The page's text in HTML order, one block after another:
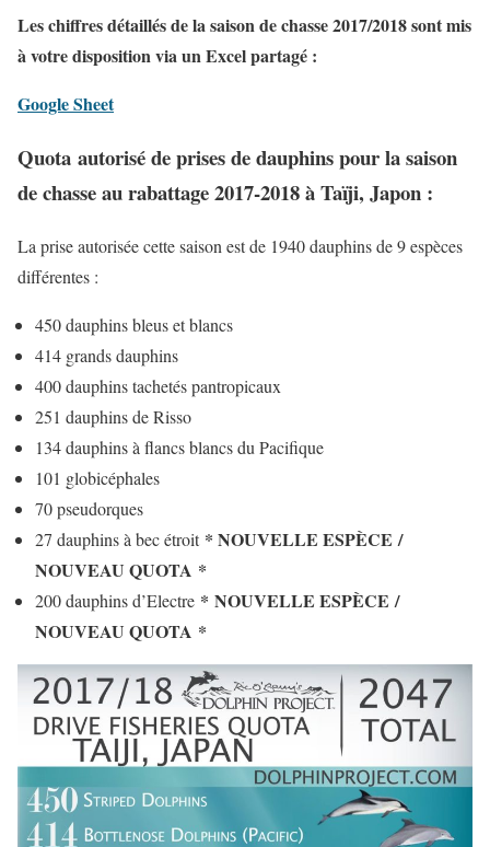
Les chiffres détaillés de la saison de chasse 2017/2018 sont mis
à votre disposition via un Excel partagé :
Google Sheet
Quota autorisé de prises de dauphins pour la saison
de chasse au rabattage 2017-2018 à Taïji, Japon :
La prise autorisée cette saison est de 1940 dauphins de 9 espèces
différentes :
450 dauphins bleus et blancs
414 grands dauphins
400 dauphins tachetés pantropicaux
251 dauphins de Risso
134 dauphins à flancs blancs du Pacifique
101 globicéphales
70 pseudorques
27 dauphins à bec étroit * NOUVELLE ESPÈCE /
NOUVEAU QUOTA *
200 dauphins d’Electre * NOUVELLE ESPÈCE /
NOUVEAU QUOTA *